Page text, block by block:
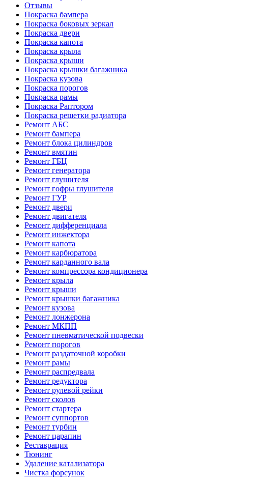
Отзывы
Покраска бампера
Покраска боковых зеркал
Покраска двери
Покраска капота
Покраска крыла
Покраска крыши
Покраска крышки багажника
Покраска кузова
Покраска порогов
Покраска рамы
Покраска Раптором
Покраска решетки радиатора
Ремонт АБС
Ремонт бампера
Ремонт блока цилиндров
Ремонт вмятин
Ремонт ГБЦ
Ремонт генератора
Ремонт глушителя
Ремонт гофры глушителя
Ремонт ГУР
Ремонт двери
Ремонт двигателя
Ремонт дифференциала
Ремонт инжектора
Ремонт капота
Ремонт карбюратора
Ремонт карданного вала
Ремонт компрессора кондиционера
Ремонт крыла
Ремонт крыши
Ремонт крышки багажника
Ремонт кузова
Ремонт лонжерона
Ремонт МКПП
Ремонт пневматической подвески
Ремонт порогов
Ремонт раздаточной коробки
Ремонт рамы
Ремонт распредвала
Ремонт редуктора
Ремонт рулевой рейки
Ремонт сколов
Ремонт стартера
Ремонт суппортов
Ремонт турбин
Ремонт царапин
Реставрация
Тюнинг
Удаление катализатора
Чистка форсунок